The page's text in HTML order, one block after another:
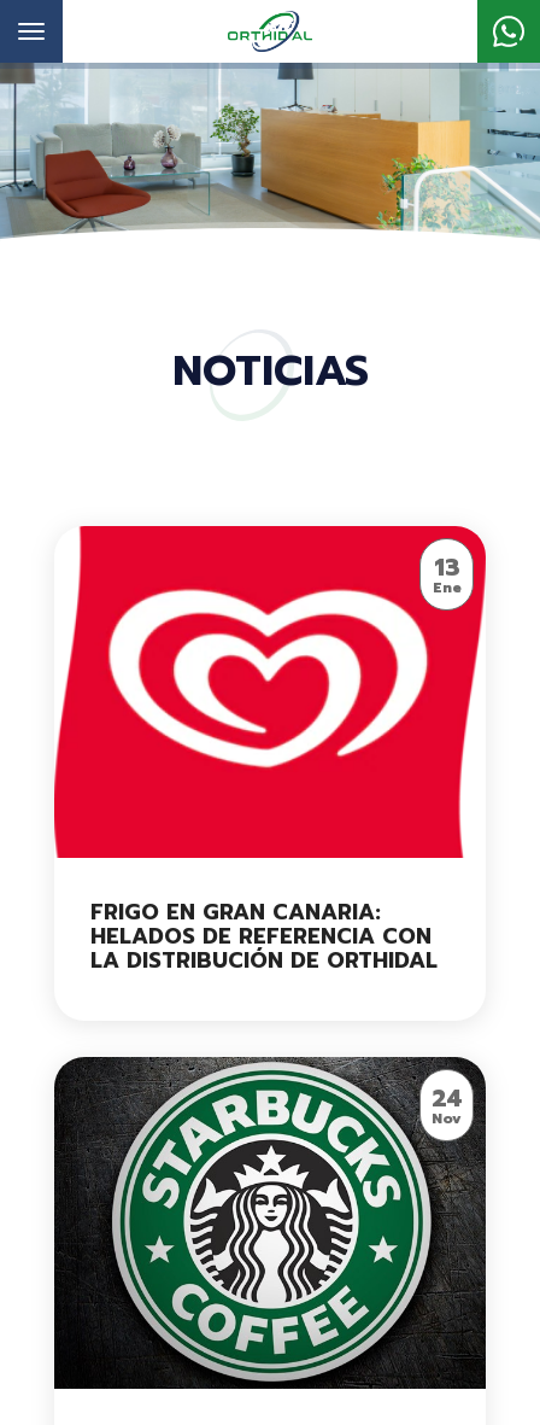
Toggle
navigation
NOTICIAS
13
Ene
FRIGO EN GRAN CANARIA:
HELADOS DE REFERENCIA CON
LA DISTRIBUCIÓN DE ORTHIDAL
24
Nov